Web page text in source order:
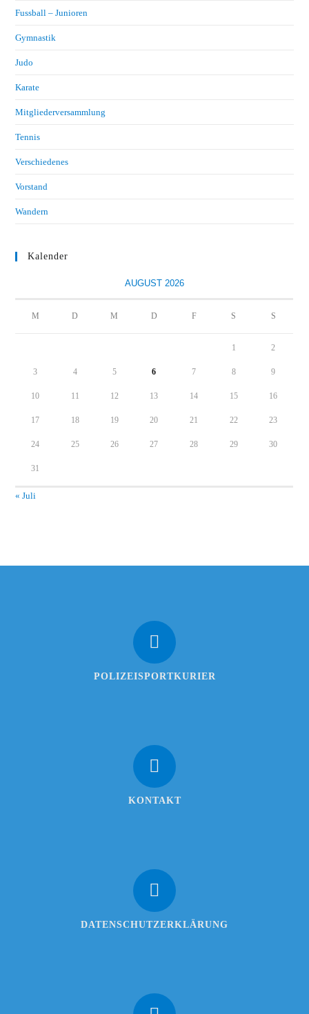
Fussball – Junioren
Gymnastik
Judo
Karate
Mitgliederversammlung
Tennis
Verschiedenes
Vorstand
Wandern
Kalender
AUGUST 2026
M D M D F S S
1 2
3 4 5 6 7 8 9
10 11 12 13 14 15 16
17 18 19 20 21 22 23
24 25 26 27 28 29 30
31
« Juli
POLIZEISPORTKURIER
KONTAKT
DATENSCHUTZERKLÄRUNG